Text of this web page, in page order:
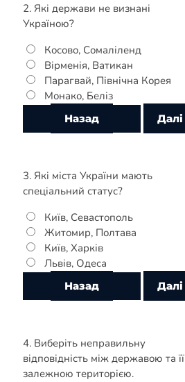
2. Які держави не визнані
Україною?
Косово, Сомаліленд
Вірменія, Ватикан
Парагвай, Північна Корея
Монако, Беліз
3. Які міста України мають
спеціальний статус?
Київ, Севастополь
Житомир, Полтава
Київ, Харків
Львів, Одеса
4. Виберіть неправильну
відповідність між державою та її
залежною територією.